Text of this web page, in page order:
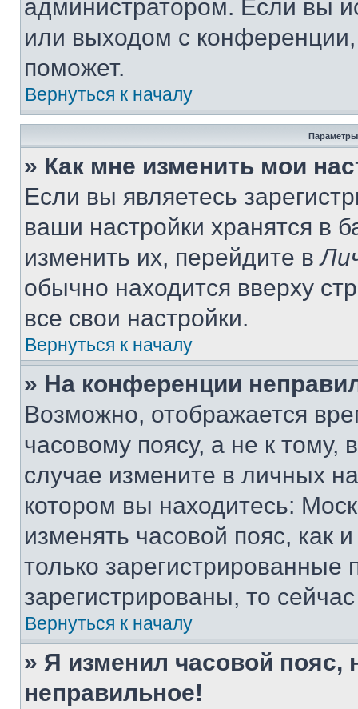
администратором. Если вы
или выходом с
поможет.
Вернуться к началу
Параметры
» Как мне изменить мои
Если вы являетесь
ваши настройки хранятся в
изменить их, перейдите в
обычно находится вверху
все свои настройки.
Вернуться к началу
» На конференции
Возможно, отображается
часовому поясу, а не к тому,
случае измените в личных
котором вы находитесь:
изменять часовой пояс, как
только
зарегистрированы, то
Вернуться к началу
» Я изменил часовой пояс,
неправильное!